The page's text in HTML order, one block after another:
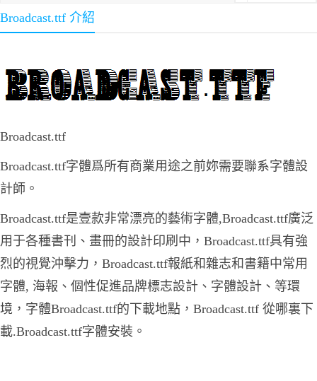
Broadcast.ttf 介紹
Broadcast.ttf
Broadcast.ttf字體爲所有商業用途之前妳需要聯系字體設
計師。
Broadcast.ttf是壹款非常漂亮的藝術字體,Broadcast.ttf廣泛
用于各種書刊、畫冊的設計印刷中，Broadcast.ttf具有強
烈的視覺沖擊力，Broadcast.ttf報紙和雜志和書籍中常用
字體, 海報、個性促進品牌標志設計、字體設計、等環
境，字體Broadcast.ttf的下載地點，Broadcast.ttf 從哪裏下
載.Broadcast.ttf字體安裝。